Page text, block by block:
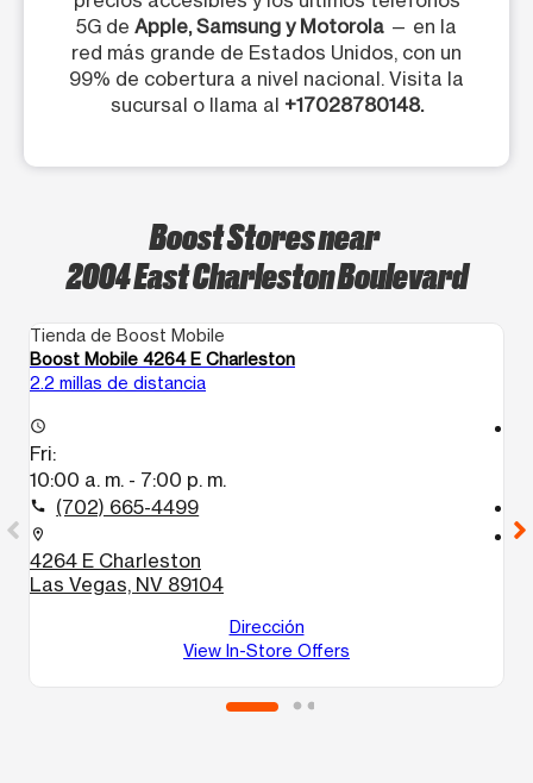
5G de Apple, Samsung y Motorola — en la
red más grande de Estados Unidos, con un
99% de cobertura a nivel nacional. Visita la
sucursal o llama al +17028780148.
Boost Stores near
2004 East Charleston Boulevard
Tienda de Boost Mobile
Boost Mobile 4264 E Charleston
2.2 millas de distancia
access_time
Fri:
10:00 a. m. - 7:00 p. m.
call (702) 665-4499
location_on
4264 E Charleston
Las Vegas, NV 89104
Dirección
View In-Store Offers
location_on